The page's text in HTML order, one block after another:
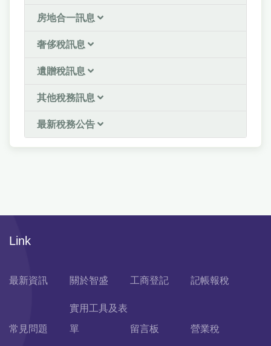
房地合一訊息
奢侈稅訊息
遺贈稅訊息
其他稅務訊息
最新稅務公告
Link
最新資訊 關於智盛 工商登記 記帳報稅
常見問題
實用工具及表
單
留言板 營業稅